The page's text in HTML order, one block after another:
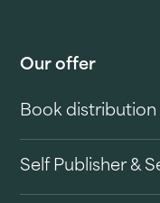
Our offer
Book distribution
Self Publisher &